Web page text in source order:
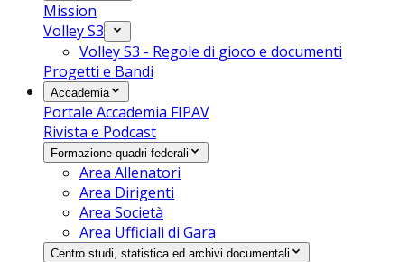
Mission
Volley S3
Volley S3 - Regole di gioco e documenti
Progetti e Bandi
Accademia
Portale Accademia FIPAV
Rivista e Podcast
Formazione quadri federali
Area Allenatori
Area Dirigenti
Area Società
Area Ufficiali di Gara
Centro studi, statistica ed archivi documentali